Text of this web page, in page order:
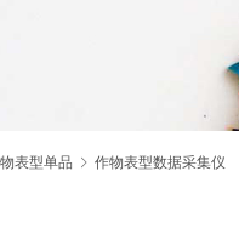
表型单品 作物表型数据采集仪